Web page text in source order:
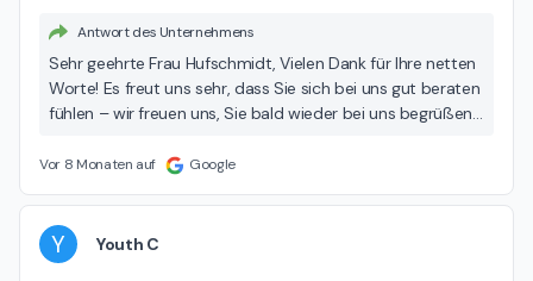
Antwort des Unternehmens
Sehr geehrte Frau Hufschmidt, Vielen Dank für Ihre netten
Worte! Es freut uns sehr, dass Sie sich bei uns gut beraten
fühlen – wir freuen uns, Sie bald wieder bei uns begrüßen
Vor 8 Monaten auf Google
Y Youth C